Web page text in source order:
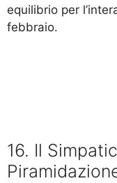
equilibrio per
febbraio.
16. Il